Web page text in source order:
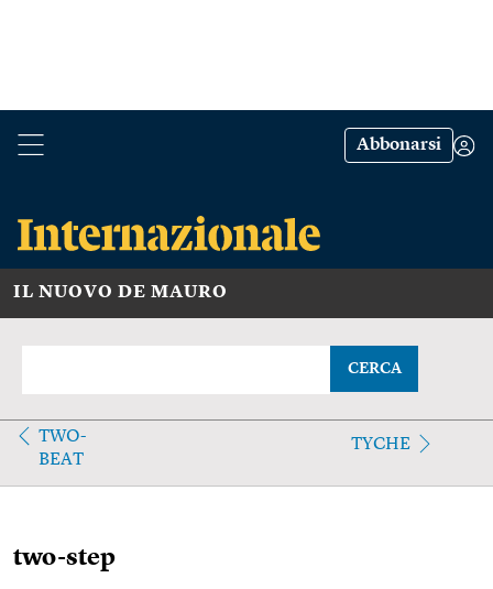
Abbonarsi
IL NUOVO DE MAURO
CERCA
TWO-
BEAT
TYCHE
two-step